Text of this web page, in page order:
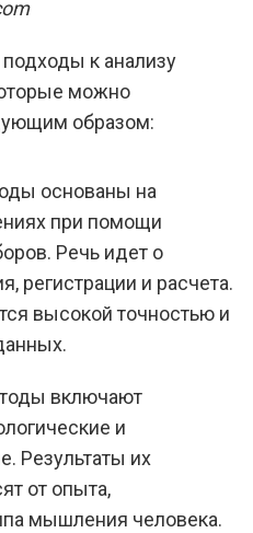
к анализу
можно
образом:
основаны на
при помощи
Речь идет о
регистрации и расчета.
высокой точностью и
включают
и
Результаты их
от опыта,
мышления человека.